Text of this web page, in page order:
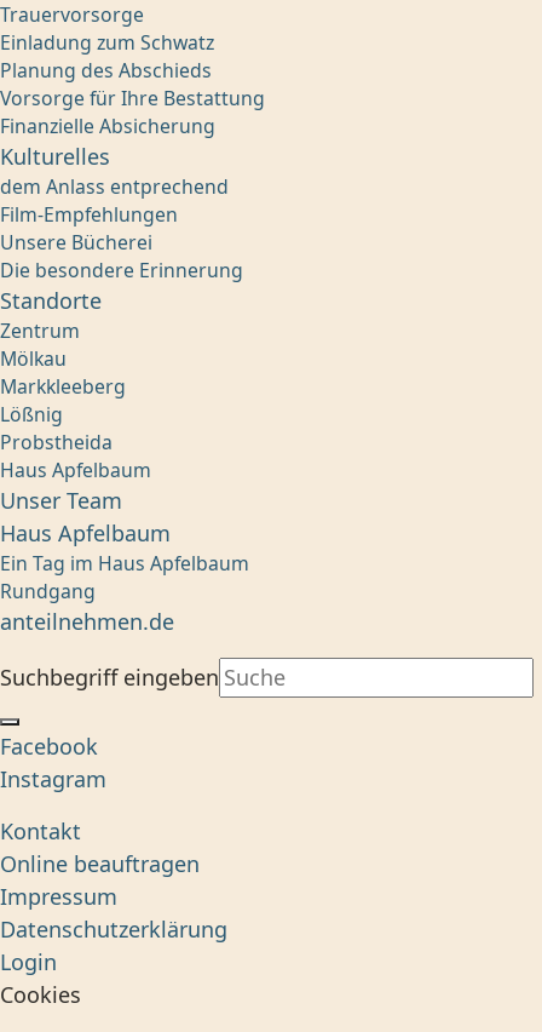
Trauervorsorge
Einladung zum Schwatz
Planung des Abschieds
Vorsorge für Ihre Bestattung
Finanzielle Absicherung
Kulturelles
dem Anlass entprechend
Film-Empfehlungen
Unsere Bücherei
Die besondere Erinnerung
Standorte
Zentrum
Mölkau
Markkleeberg
Lößnig
Probstheida
Haus Apfelbaum
Unser Team
Haus Apfelbaum
Ein Tag im Haus Apfelbaum
Rundgang
anteilnehmen.de
Suchbegriff eingeben
Facebook
Instagram
Kontakt
Online beauftragen
Impressum
Datenschutzerklärung
Login
Cookies